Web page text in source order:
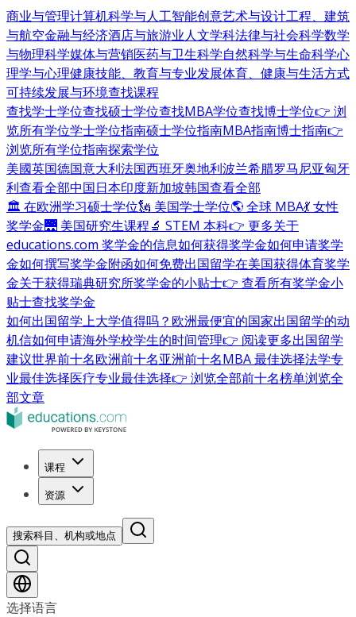
商业与管理计算机科学与人工智能创意艺术与设计工程、建筑
与航空金融与经济酒店与旅游业人文学科法律与社会科学数学
与物理科学媒体与营销医药与卫生科学自然科学与生命科学心
理学与心理健康技能、教育与专业发展体育、健康与生活方式
可持续发展与环境查找课程
查找学士学位查找硕士学位查找MBA学位查找博士学位👉 浏
览所有学位学士学位指南硕士学位指南MBA指南博士指南👉
浏览所有学位指南探索学位
美國英国德国意大利法国西班牙奥地利波兰希腊罗马尼亚匈牙
利查看全部中国日本印度新加坡韩国查看全部
🏛 在欧洲学习硕士学位🗽 美国学士学位🌎 全球 MBA💃 女性
奖学金🌉 美国研究生课程🔬 STEM 本科👉 更多关于
educations.com 奖学金的信息如何获得奖学金如何申请奖学
金如何撰写奖学金附函如何免费出国留学在美国获得体育奖学
金关于获得瑞典研究所奖学金的小贴士👉 查看所有奖学金小
贴士查找奖学金
如何出国留学上大学值得吗？ 欧洲最便宜的国家出国留学的动
机信如何申请海外学校学生的时间管理👉 阅读更多出国留学
建议世界前十名欧洲前十名亚洲前十名MBA 最佳选择法学专
业最佳选择医疗专业最佳选择👉 浏览全部前十名榜单浏览全
部文章
课程
资源
搜索科目、机构或地点
选择语言